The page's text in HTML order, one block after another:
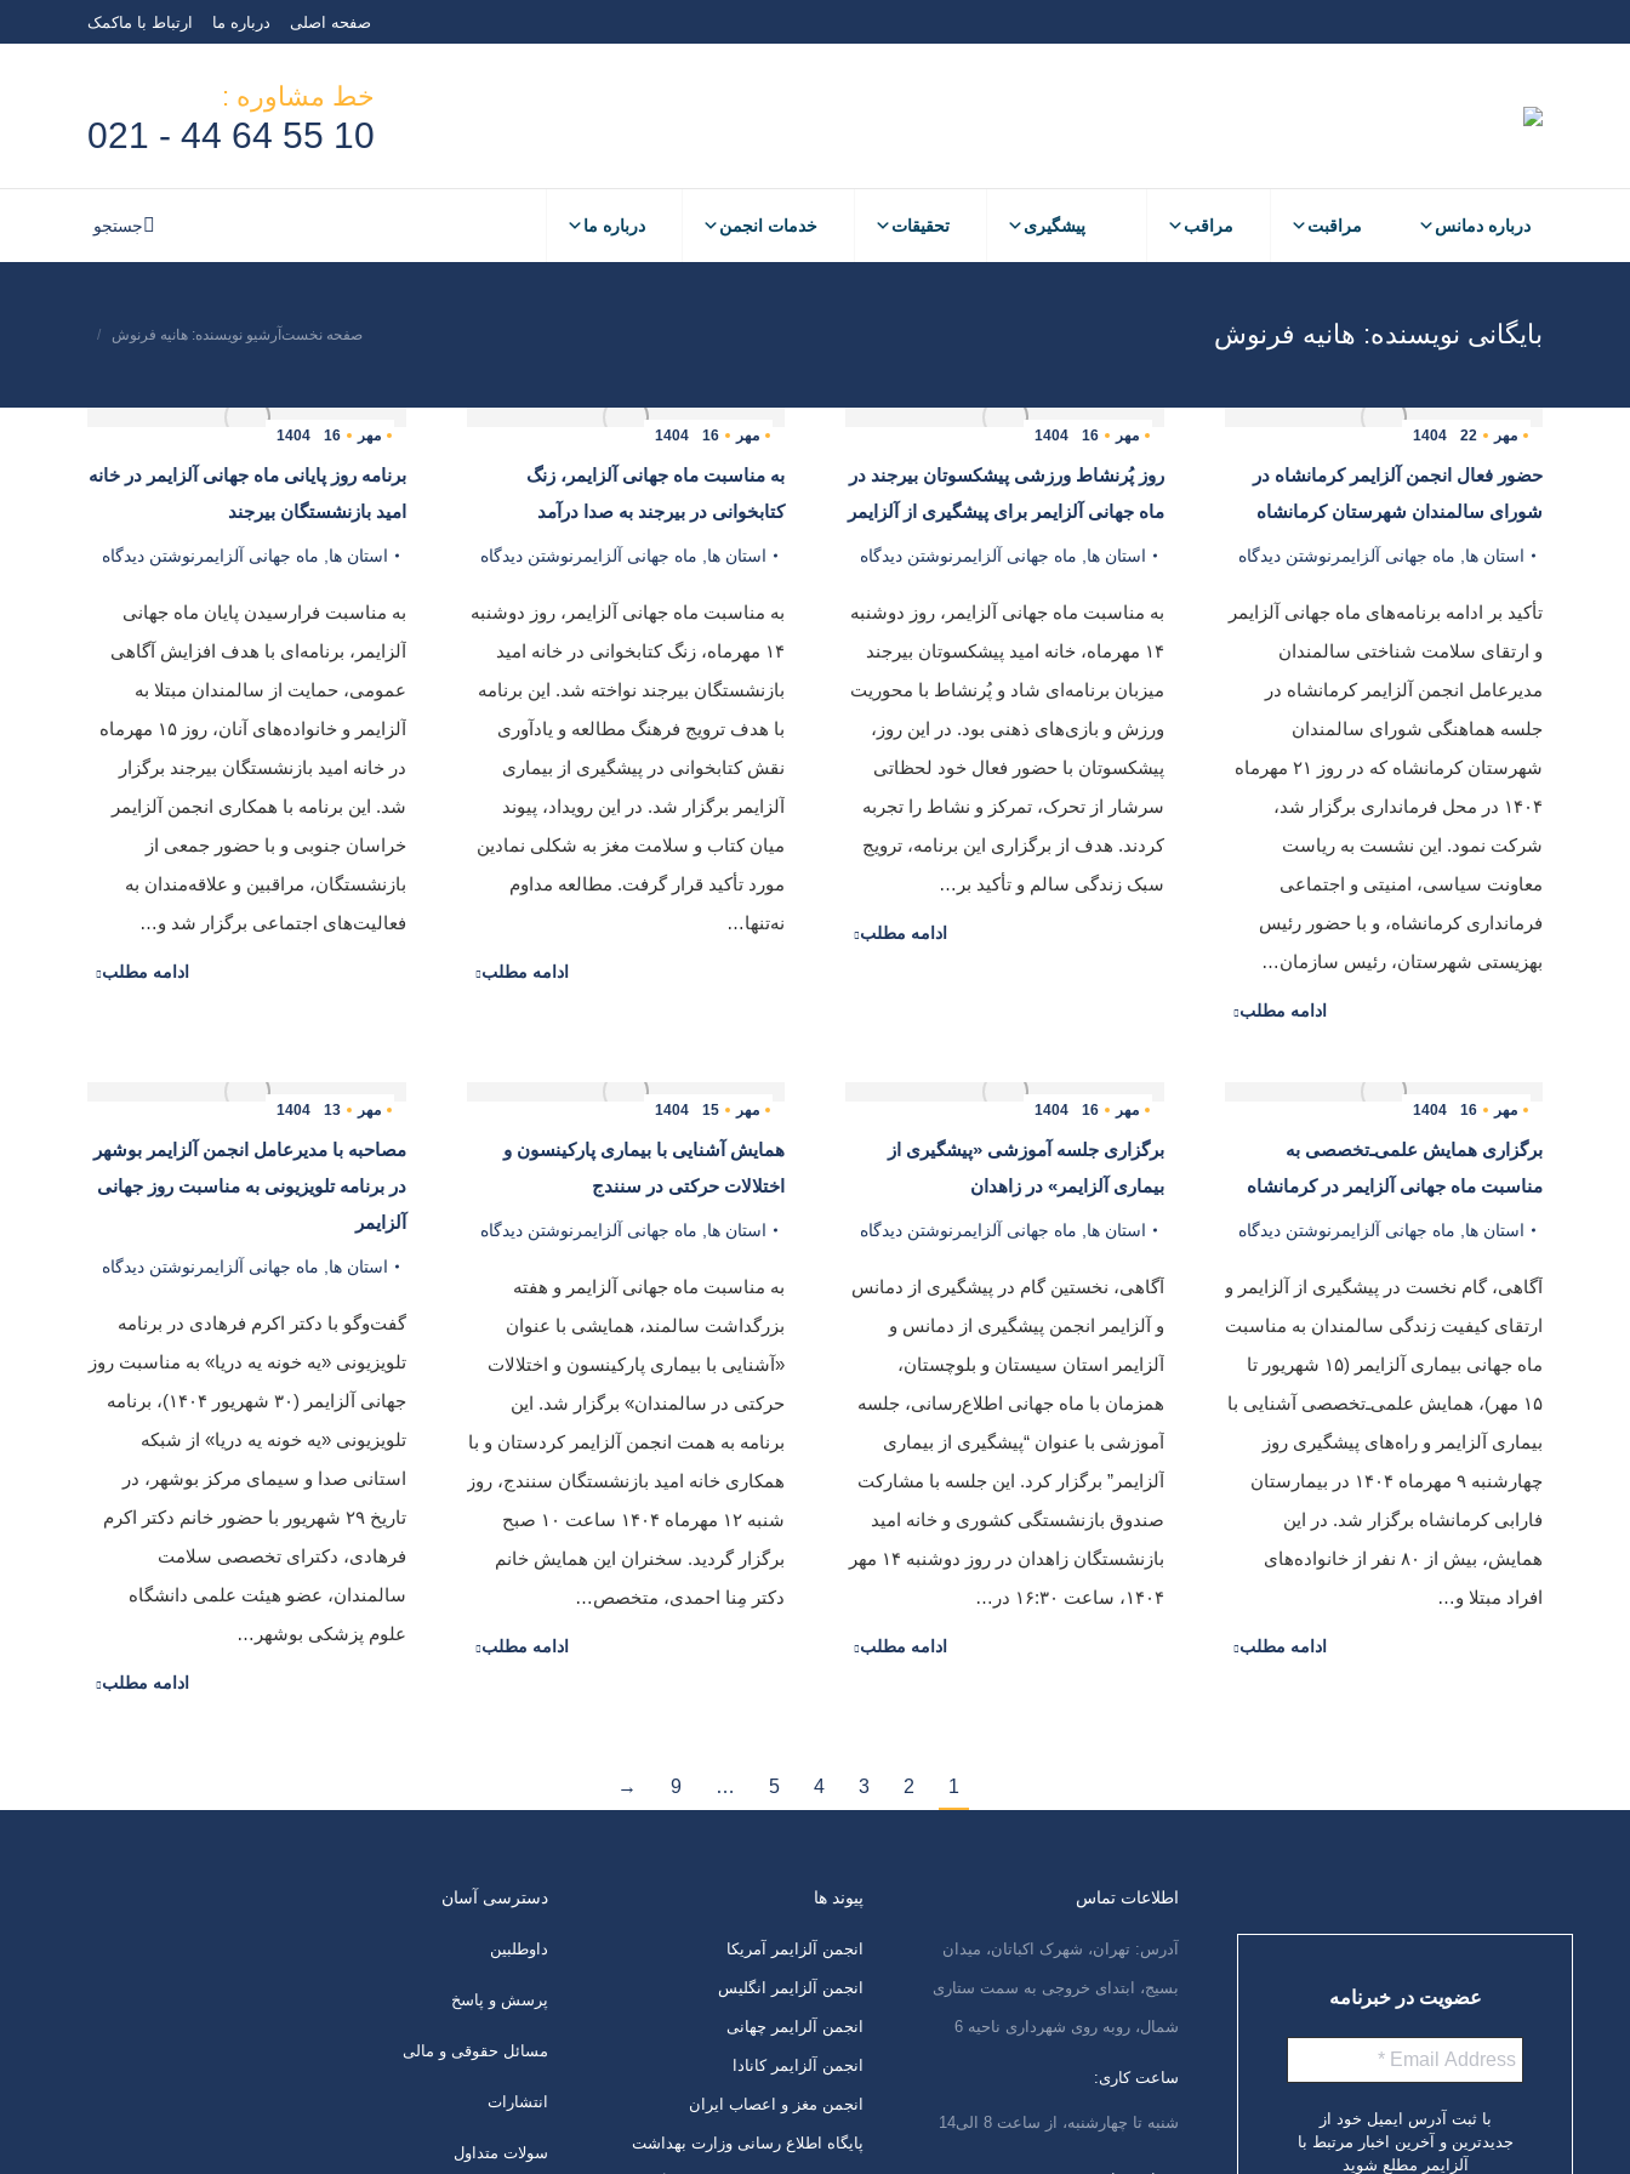
صفحه اصلی درباره ما ارتباط با ماکمک
خط مشاوره :
10 55 64 44 - 021
درباره دمانس مراقبت پیشگیری مراقب تحقیقات خدمات انجمن درباره ما جستجو:
جستجو
بایگانی نویسنده: هانیه فرنوش مکان شما:
صفحه نخست آرشیو نویسنده: هانیه فرنوش
مهر 22
1404
حضور فعال انجمن آلزایمر کرمانشاه در
شورای سالمندان شهرستان کرمانشاه
استان ها ماه جهانی آلزایمر نوشتن دیدگاه
تأکید بر ادامه برنامه‌های ماه جهانی آلزایمر
و ارتقای سلامت شناختی سالمندان
مدیرعامل انجمن آلزایمر کرمانشاه در
جلسه هماهنگی شورای سالمندان
شهرستان کرمانشاه که در روز ۲۱ مهرماه
۱۴۰۴ در محل فرمانداری برگزار شد،
شرکت نمود. این نشست به ریاست
معاونت سیاسی، امنیتی و اجتماعی
فرمانداری کرمانشاه، و با حضور رئیس
بهزیستی شهرستان، رئیس سازمان…
ادامه مطلب
مهر 16
1404
روز پُرنشاط ورزشی پیشکسوتان بیرجند در
ماه جهانی آلزایمر برای پیشگیری از آلزایمر
استان ها ماه جهانی آلزایمر نوشتن دیدگاه
به مناسبت ماه جهانی آلزایمر، روز دوشنبه
۱۴ مهرماه، خانه امید پیشکسوتان بیرجند
میزبان برنامه‌ای شاد و پُرنشاط با محوریت
ورزش و بازی‌های ذهنی بود. در این روز،
پیشکسوتان با حضور فعال خود لحظاتی
سرشار از تحرک، تمرکز و نشاط را تجربه
کردند. هدف از برگزاری این برنامه، ترویج
سبک زندگی سالم و تأکید بر…
ادامه مطلب
مهر 16
1404
به مناسبت ماه جهانی آلزایمر، زنگ
کتابخوانی در بیرجند به صدا درآمد
استان ها ماه جهانی آلزایمر نوشتن دیدگاه
به مناسبت ماه جهانی آلزایمر، روز دوشنبه
۱۴ مهرماه، زنگ کتابخوانی در خانه امید
بازنشستگان بیرجند نواخته شد. این برنامه
با هدف ترویج فرهنگ مطالعه و یادآوری
نقش کتابخوانی در پیشگیری از بیماری
آلزایمر برگزار شد. در این رویداد، پیوند
میان کتاب و سلامت مغز به شکلی نمادین
مورد تأکید قرار گرفت. مطالعه مداوم
نه‌تنها…
ادامه مطلب
مهر 16
1404
برنامه روز پایانی ماه جهانی آلزایمر در خانه
امید بازنشستگان بیرجند
استان ها ماه جهانی آلزایمر نوشتن دیدگاه
به مناسبت فرارسیدن پایان ماه جهانی
آلزایمر، برنامه‌ای با هدف افزایش آگاهی
عمومی، حمایت از سالمندان مبتلا به
آلزایمر و خانواده‌های آنان، روز ۱۵ مهرماه
در خانه امید بازنشستگان بیرجند برگزار
شد. این برنامه با همکاری انجمن آلزایمر
خراسان جنوبی و با حضور جمعی از
بازنشستگان، مراقبین و علاقه‌مندان به
فعالیت‌های اجتماعی برگزار شد و…
ادامه مطلب
مهر 16
1404
برگزاری همایش علمی‌ـ‌تخصصی به
مناسبت ماه جهانی آلزایمر در کرمانشاه
استان ها ماه جهانی آلزایمر نوشتن دیدگاه
آگاهی، گام نخست در پیشگیری از آلزایمر و
ارتقای کیفیت زندگی سالمندان به مناسبت
ماه جهانی بیماری آلزایمر (۱۵ شهریور تا
۱۵ مهر)، همایش علمی‌ـ‌تخصصی آشنایی با
بیماری آلزایمر و راه‌های پیشگیری روز
چهارشنبه ۹ مهرماه ۱۴۰۴ در بیمارستان
فارابی کرمانشاه برگزار شد. در این
همایش، بیش از ۸۰ نفر از خانواده‌های
افراد مبتلا و…
ادامه مطلب
مهر 16
1404
برگزاری جلسه آموزشی «پیشگیری از
بیماری آلزایمر» در زاهدان
استان ها ماه جهانی آلزایمر نوشتن دیدگاه
آگاهی، نخستین گام در پیشگیری از دمانس
و آلزایمر انجمن پیشگیری از دمانس و
آلزایمر استان سیستان و بلوچستان،
همزمان با ماه جهانی اطلاع‌رسانی، جلسه
آموزشی با عنوان “پیشگیری از بیماری
آلزایمر” برگزار کرد. این جلسه با مشارکت
صندوق بازنشستگی کشوری و خانه امید
بازنشستگان زاهدان در روز دوشنبه ۱۴ مهر
۱۴۰۴، ساعت ۱۶:۳۰ در…
ادامه مطلب
مهر 15
1404
همایش آشنایی با بیماری پارکینسون و
اختلالات حرکتی در سنندج
استان ها ماه جهانی آلزایمر نوشتن دیدگاه
به مناسبت ماه جهانی آلزایمر و هفته
بزرگداشت سالمند، همایشی با عنوان
«آشنایی با بیماری پارکینسون و اختلالات
حرکتی در سالمندان» برگزار شد. این
برنامه به همت انجمن آلزایمر کردستان و با
همکاری خانه امید بازنشستگان سنندج، روز
شنبه ۱۲ مهرماه ۱۴۰۴ ساعت ۱۰ صبح
برگزار گردید. سخنران این همایش خانم
دکتر مِنا احمدی، متخصص…
ادامه مطلب
مهر 13
1404
مصاحبه با مدیرعامل انجمن آلزایمر بوشهر
در برنامه تلویزیونی به مناسبت روز جهانی
آلزایمر
استان ها ماه جهانی آلزایمر نوشتن دیدگاه
گفت‌وگو با دکتر اکرم فرهادی در برنامه
تلویزیونی «یه خونه یه دریا» به مناسبت روز
جهانی آلزایمر (۳۰ شهریور ۱۴۰۴)، برنامه
تلویزیونی «یه خونه یه دریا» از شبکه
استانی صدا و سیمای مرکز بوشهر، در
تاریخ ۲۹ شهریور با حضور خانم دکتر اکرم
فرهادی، دکترای تخصصی سلامت
سالمندان، عضو هیئت علمی دانشگاه
علوم پزشکی بوشهر…
ادامه مطلب
1
2
3
4
5
…
9
→
عضویت در خبرنامه
با ثبت آدرس ایمیل خود از
جدیدترین و آخرین اخبار مرتبط با
آلزایمر مطلع شوید
اطلاعات تماس
آدرس: تهران، شهرک اکباتان، میدان
بسیج، ابتدای خروجی به سمت ستاری
شمال، روبه روی شهرداری ناحیه 6
ساعت کاری:
شنبه تا چهارشنبه، از ساعت 8 الی14
پیوند ها
انجمن آلزایمر آمریکا
انجمن آلزایمر انگلیس
انجمن آلرایمر چهانی
انجمن آلزایمر کانادا
انجمن مغز و اعصاب ایران
پایگاه اطلاع رسانی وزارت بهداشت
دسترسی آسان
داوطلبین
پرسش و پاسخ
مسائل حقوقی و مالی
انتشارات
سولات متداول
جستجو: